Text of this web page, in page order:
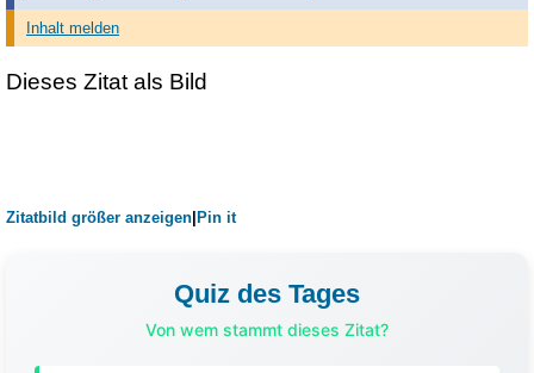
Inhalt melden
Dieses Zitat als Bild
Zitatbild größer anzeigen Pin it
Quiz des Tages
Von wem stammt dieses Zitat?